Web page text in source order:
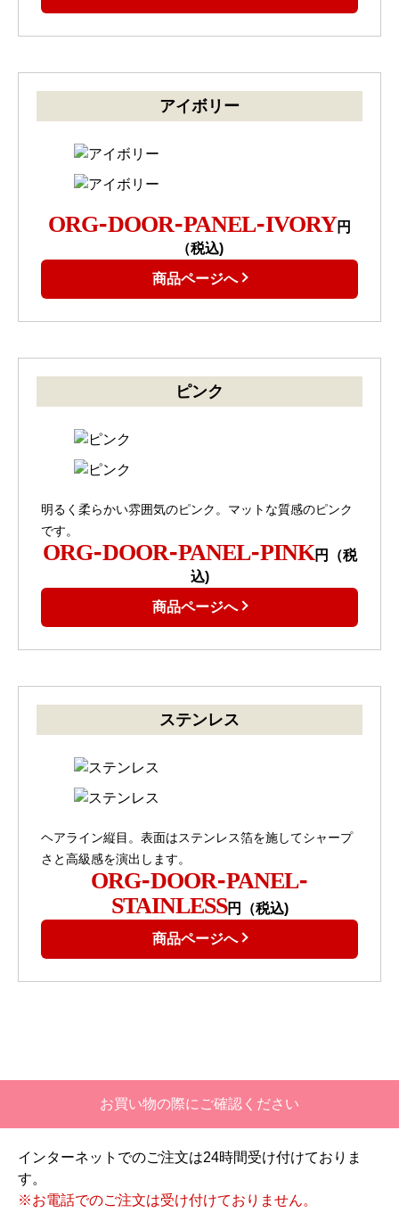
アイボリー
ORG-DOOR-PANEL-IVORY円
（税込)
商品ページへ
ピンク
明るく柔らかい雰囲気のピンク。マットな質感のピンク
です。
ORG-DOOR-PANEL-PINK円（税
込)
商品ページへ
ステンレス
ヘアライン縦目。表面はステンレス箔を施してシャープ
さと高級感を演出します。
ORG-DOOR-PANEL-
STAINLESS円（税込)
商品ページへ
お買い物の際にご確認ください
インターネットでのご注文は24時間受け付けておりま
す。
※お電話でのご注文は受け付けておりません。